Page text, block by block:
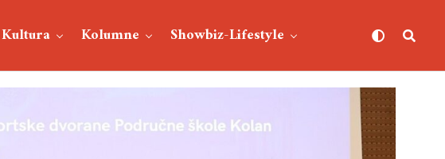
Kultura Kolumne Showbiz-Lifestyle